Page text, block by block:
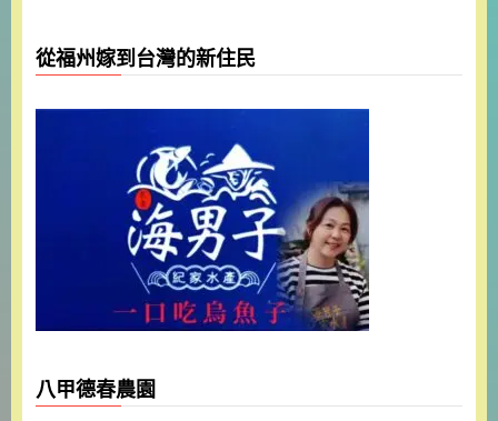
從福州嫁到台灣的新住民
八甲德春農園